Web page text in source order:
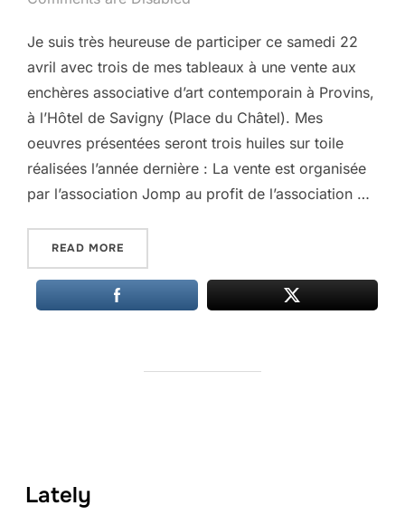
Je suis très heureuse de participer ce samedi 22
avril avec trois de mes tableaux à une vente aux
enchères associative d’art contemporain à Provins,
à l’Hôtel de Savigny (Place du Châtel). Mes
oeuvres présentées seront trois huiles sur toile
réalisées l’année dernière : La vente est organisée
par l’association Jomp au profit de l’association …
READ MORE
Lately